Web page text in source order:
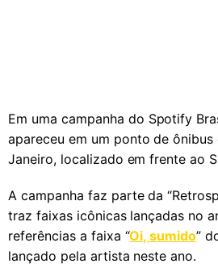
Em uma campanha do Spotify
apareceu em um ponto de
Janeiro, localizado em frente ao
A campanha faz parte da
traz faixas icônicas lançadas no
referências a faixa “Oi, sumido”
lançado pela artista neste ano.